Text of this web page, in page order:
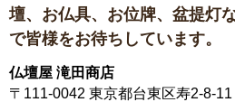
壇、お仏具、お位牌、盆提灯
で皆様をお待ちしています。
仏壇屋 滝田商店
〒111-0042 東京都台東区寿2-8-11